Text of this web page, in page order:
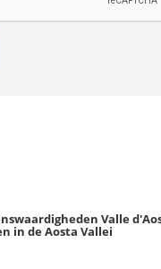
Valle
in de Aosta Vallei